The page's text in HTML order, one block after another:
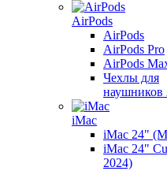
AirPods
AirPods
AirPods Pro
AirPods
Чехлы для
наушников
iMac
iMac 24"
iMac 24"
2024)